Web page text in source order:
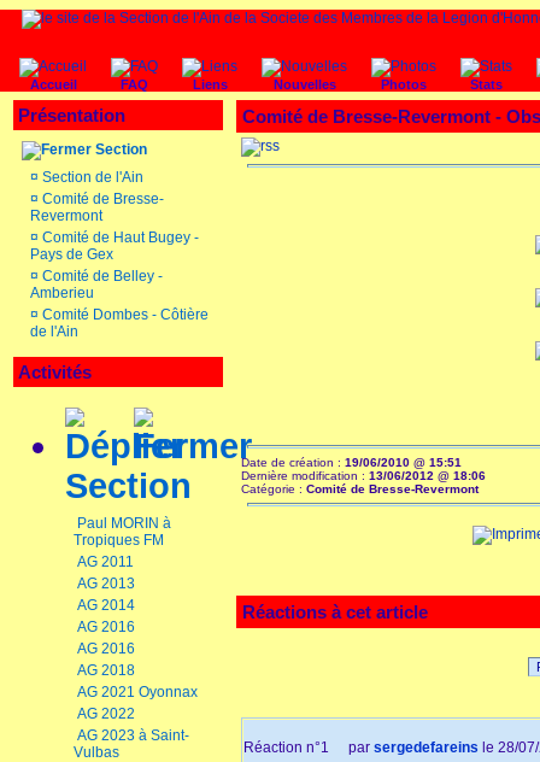
Accueil FAQ Liens Nouvelles Photos Stats
Présentation
Section
¤ Section de l'Ain
¤ Comité de Bresse-
Revermont
¤ Comité de Haut Bugey -
Pays de Gex
¤ Comité de Belley -
Amberieu
¤ Comité Dombes - Côtière
de l'Ain
Activités
Section
Paul MORIN à
Tropiques FM
AG 2011
AG 2013
AG 2014
AG 2016
AG 2016
AG 2018
AG 2021 Oyonnax
AG 2022
AG 2023 à Saint-
Vulbas
Comité de Bresse-Revermont -
Date de création : 19/06/2010 @ 15:51
Dernière modification : 13/06/2012 @ 18:06
Catégorie : Comité de Bresse-Revermont
Réactions à cet article
Réaction n°1 par sergedefareins le 28/